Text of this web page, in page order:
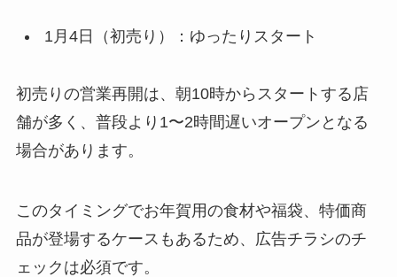
1月4日（初売り）：ゆったりスタート
初売りの営業再開は、朝10時からスタートする店
舗が多く、普段より1〜2時間遅いオープンとなる
場合があります。
このタイミングでお年賀用の食材や福袋、特価商
品が登場するケースもあるため、広告チラシのチ
ェックは必須です。